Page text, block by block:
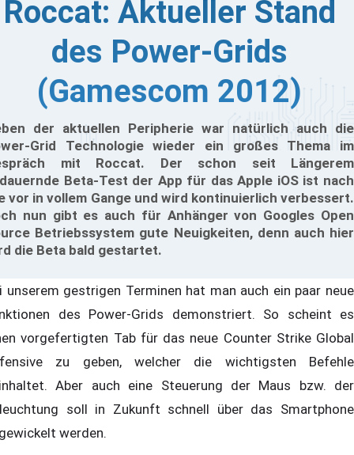
Roccat: Aktueller Stand
des Power-Grids
(Gamescom 2012)
der aktuellen Peripherie war natürlich auch die
Grid Technologie wieder ein großes Thema im
mit Roccat. Der schon seit Längerem
Beta-Test der App für das Apple iOS ist nach
vor in vollem Gange und wird kontinuierlich verbessert.
nun gibt es auch für Anhänger von Googles Open
Betriebssystem gute Neuigkeiten, denn auch hier
die Beta bald gestartet.
unserem gestrigen Terminen hat man auch ein paar neue
des Power-Grids demonstriert. So scheint es
vorgefertigten Tab für das neue Counter Strike Global
zu geben, welcher die wichtigsten Befehle
Aber auch eine Steuerung der Maus bzw. der
soll in Zukunft schnell über das Smartphone
werden.